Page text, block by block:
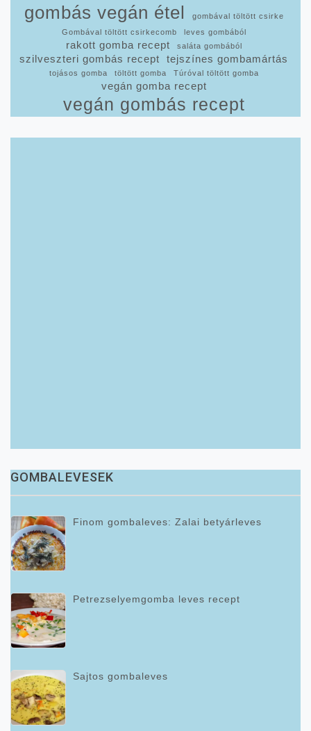
gombás vegán étel
gombával töltött csirke
Gombával töltött csirkecomb
leves gombából
rakott gomba recept saláta gombából
szilveszteri gombás recept tejszínes gombamártás
tojásos gomba töltött gomba Túróval töltött gomba
vegán gomba recept
vegán gombás recept
GOMBALEVESEK
Finom gombaleves: Zalai betyárleves
Petrezselyemgomba leves recept
Sajtos gombaleves